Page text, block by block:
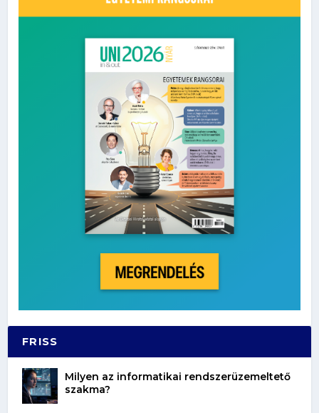
FRISS
Milyen az informatikai rendszerüzemeltető
szakma?